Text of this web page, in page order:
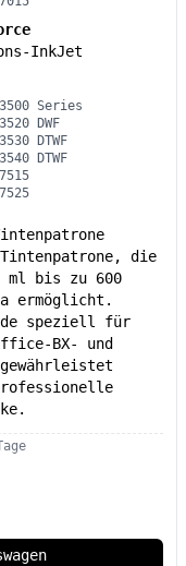
InkJet
Series
DWF
DTWF
DTWF
die
ml bis zu 600
ermöglicht.
speziell für
BX- und